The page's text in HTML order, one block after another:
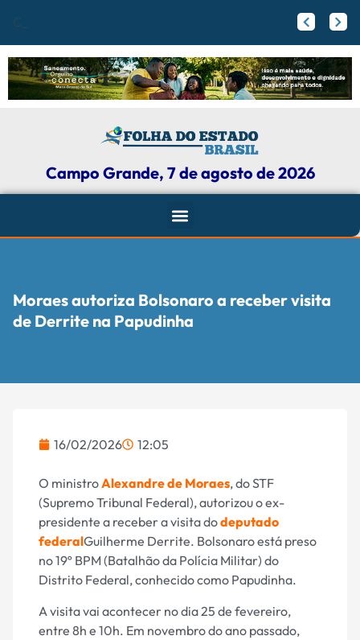
Campo Grande, 7 de agosto de 2026
Moraes autoriza Bolsonaro a receber visita
de Derrite na Papudinha
16/02/2026 12:05
O ministroAlexandre de Moraes, do STF
(Supremo Tribunal Federal), autorizou o ex-
presidente a receber a visita dodeputado
federalGuilherme Derrite. Bolsonaro está preso
no 19º BPM (Batalhão da Polícia Militar) do
Distrito Federal, conhecido como Papudinha.
A visita vai acontecer no dia 25 de fevereiro,
entre 8h e 10h. Em novembro do ano passado,